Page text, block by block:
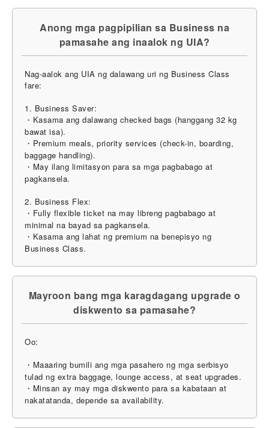
Anong mga pagpipilian sa Business na
pamasahe ang inaalok ng UIA?
Nag-aalok ang UIA ng dalawang uri ng Business Class
fare:
1. Business Saver:
・Kasama ang dalawang checked bags (hanggang 32 kg
bawat isa).
・Premium meals, priority services (check-in, boarding,
baggage handling).
・May ilang limitasyon para sa mga pagbabago at
pagkansela.
2. Business Flex:
・Fully flexible ticket na may libreng pagbabago at
minimal na bayad sa pagkansela.
・Kasama ang lahat ng premium na benepisyo ng
Business Class.
Mayroon bang mga karagdagang upgrade o
diskwento sa pamasahe?
Oo:
・Maaaring bumili ang mga pasahero ng mga serbisyo
tulad ng extra baggage, lounge access, at seat upgrades.
・Minsan ay may mga diskwento para sa kabataan at
nakatatanda, depende sa availability.